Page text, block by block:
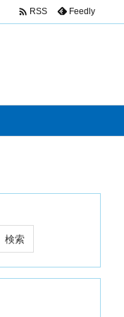
 RSS Feedly
検索